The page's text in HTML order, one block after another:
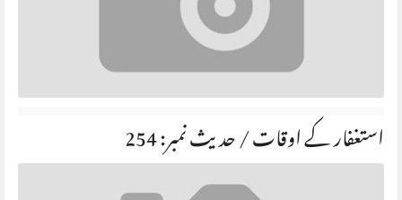
استغفار کے اوقات / حديث نمبر: 254